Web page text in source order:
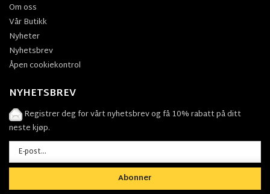
Om oss
Vår Butikk
Nyheter
Nyhetsbrev
Åpen cookiekontrol
NYHETSBREV
Registrer deg for vårt nyhetsbrev og få 10% rabatt på ditt
neste kjøp.
Abonner